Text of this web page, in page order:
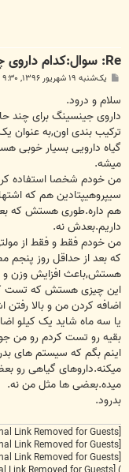
Re: سوال:کدام داروی چاق کننده را پزشکان ایران تجویز میکنند؟
ت
یک‌شنبه ۱۹ شهریور ۱۳۹۶, ۹:۳۰ ق.ظ
سلام و درود.
داروی جینسینگ برای چند
ترکیب بندی اون,به عنوان
گیاه دارویی بسیار خوبی
میشه.
من خودم شخصا استفاده
سیپروهیپتادین هم که
هم داره.طوری هستش که
داریم.بعدش نه.
من خودم فقط و فقط از
که بعد از حداقل روز پنجم
هستش,باعث افزایش وزن و
این چیزی هستش که تست
اضافه کردن من و بالا
یا سه ماه شاید یک کیلو
بقیه رو تست کردم رو من
اینم بگم که سیستم های
میکنه.داروهای گیاهی
میده.بعضی ها مثل من نه.
بدرود.
[External Link Removed for Guests]
[External Link Removed for Guests]
[External Link Removed for Guests]